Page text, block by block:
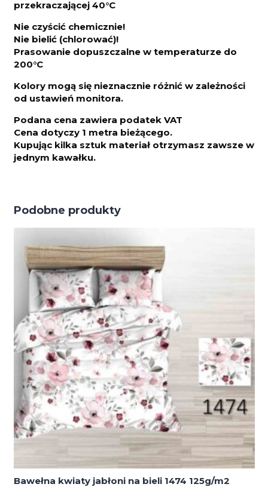
przekraczającej 40°C
Nie czyścić chemicznie!
Nie bielić (chlorować)!
Prasowanie dopuszczalne w temperaturze do
200°C
Kolory mogą się nieznacznie różnić w zależności
od ustawień monitora.
Podana cena zawiera podatek VAT
Cena dotyczy 1 metra bieżącego.
Kupując kilka sztuk materiał otrzymasz zawsze w
jednym kawałku.
Podobne produkty
Bawełna kwiaty jabłoni na bieli 1474 125g/m2